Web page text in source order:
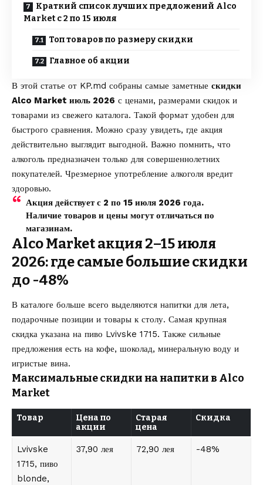
Краткий список лучших предложений Alco
Market с 2 по 15 июля
Топ товаров по размеру скидки
Главное об акции
В этой статье от KP.md собраны самые заметные скидки
Alco Market июль 2026 с ценами, размерами скидок и
товарами из свежего каталога. Такой формат удобен для
быстрого сравнения. Можно сразу увидеть, где акция
действительно выглядит выгодной. Важно помнить, что
алкоголь предназначен только для совершеннолетних
покупателей. Чрезмерное употребление алкоголя вредит
здоровью.
Акция действует с 2 по 15 июля 2026 года.
Наличие товаров и цены могут отличаться по
магазинам.
Alco Market акция 2–15 июля
2026: где самые большие скидки
до -48%
В каталоге больше всего выделяются напитки для лета,
подарочные позиции и товары к столу. Самая крупная
скидка указана на пиво Lvivske 1715. Также сильные
предложения есть на кофе, шоколад, минеральную воду и
игристые вина.
Максимальные скидки на напитки в Alco
Market
Товар
Цена по
акции
Старая
цена
Скидка
Lvivske
1715, пиво
blonde,
37,90 лея 72,90 лея -48%